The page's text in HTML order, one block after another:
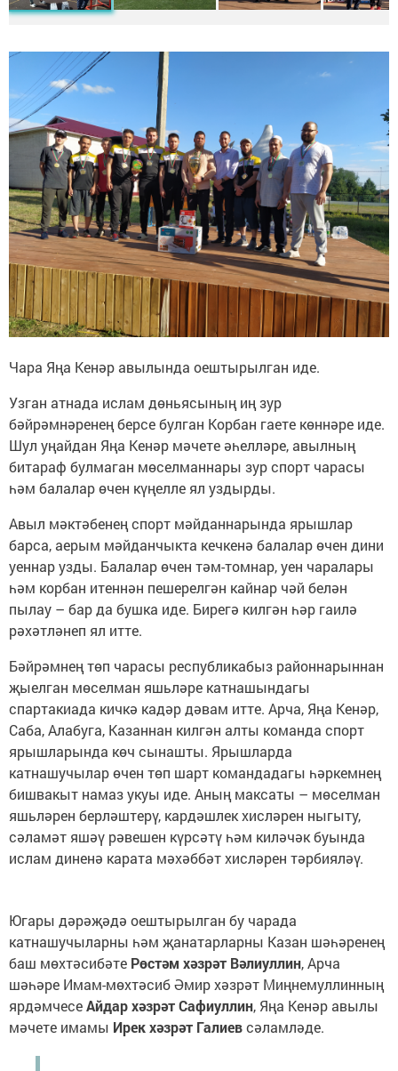
Чара Яңа Кенәр авылында оештырылган иде.
Узган атнада ислам дөньясының иң зур
бәйрәмнәренең берсе булган Корбан гаете көннәре иде.
Шул уңайдан Яңа Кенәр мәчете әһелләре, авылның
битараф булмаган мөселманнары зур спорт чарасы
һәм балалар өчен күңелле ял уздырды.
Авыл мәктәбенең спорт мәйданнарында ярышлар
барса, аерым мәйданчыкта кечкенә балалар өчен дини
уеннар узды. Балалар өчен тәм-томнар, уен чаралары
һәм корбан итеннән пешерелгән кайнар чәй белән
пылау – бар да бушка иде. Бирегә килгән һәр гаилә
рәхәтләнеп ял итте.
Бәйрәмнең төп чарасы республикабыз районнарыннан
җыелган мөселман яшьләре катнашындагы
спартакиада кичкә кадәр дәвам итте. Арча, Яңа Кенәр,
Саба, Алабуга, Казаннан килгән алты команда спорт
ярышларында көч сынашты. Ярышларда
катнашучылар өчен төп шарт командадагы һәркемнең
бишвакыт намаз укуы иде. Аның максаты – мөселман
яшьләрен берләштерү, кардәшлек хисләрен ныгыту,
сәламәт яшәү рәвешен күрсәтү һәм киләчәк буында
ислам диненә карата мәхәббәт хисләрен тәрбияләү.
Югары дәрәҗәдә оештырылган бу чарада
катнашучыларны һәм җанатарларны Казан шәһәренең
баш мөхтәсибәте Рөстәм хәзрәт Вәлиуллин, Арча
шәһәре Имам-мөхтәсиб Әмир хәзрәт Миңнемуллинның
ярдәмчесеАйдар хәзрәт Сафиуллин, Яңа Кенәр авылы
мәчете имамы Ирек хәзрәт Галиевсәламләде.